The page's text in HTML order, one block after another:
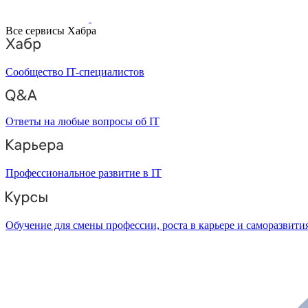
Все сервисы Хабра
Сообщество IT-специалистов
Ответы на любые вопросы об IT
Профессиональное развитие в IT
Обучение для смены профессии, роста в карьере и